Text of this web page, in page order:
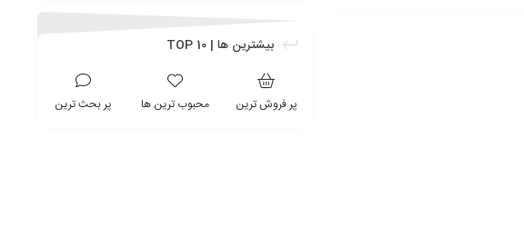
بیشترین ها | TOP 10
پر فروش ترین محبوب ترین ها پر بحث ترین